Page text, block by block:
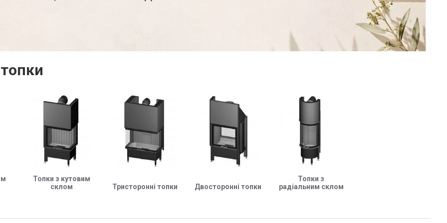
Топки з кутовим
склом
Тристоронні топки Двосторонні топки
Топки з
радіальним склом